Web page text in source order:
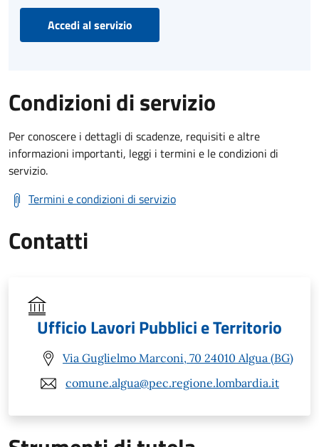
Accedi al servizio
Condizioni di servizio
Per conoscere i dettagli di scadenze, requisiti e altre
informazioni importanti, leggi i termini e le condizioni di
servizio.
Termini e condizioni di servizio
Contatti
Ufficio Lavori Pubblici e Territorio
Via Guglielmo Marconi, 70 24010 Algua (BG)
comune.algua@pec.regione.lombardia.it